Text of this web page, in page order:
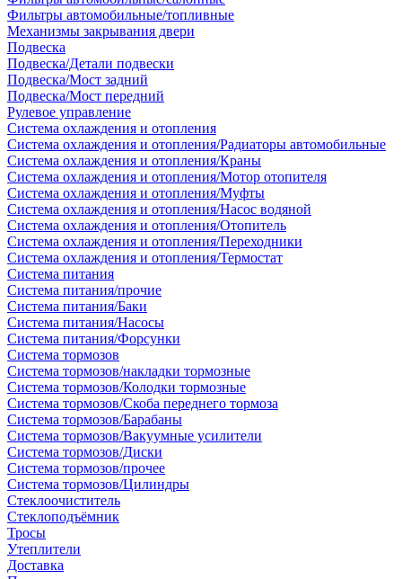
Фильтры автомобильные/топливные
Механизмы закрывания двери
Подвеска
Подвеска/Детали подвески
Подвеска/Мост задний
Подвеска/Мост передний
Рулевое управление
Система охлаждения и отопления
Система охлаждения и отопления/Радиаторы автомобильные
Система охлаждения и отопления/Краны
Система охлаждения и отопления/Мотор отопителя
Система охлаждения и отопления/Муфты
Система охлаждения и отопления/Насос водяной
Система охлаждения и отопления/Отопитель
Система охлаждения и отопления/Переходники
Система охлаждения и отопления/Термостат
Система питания
Система питания/прочие
Система питания/Баки
Система питания/Насосы
Система питания/Форсунки
Система тормозов
Система тормозов/накладки тормозные
Система тормозов/Колодки тормозные
Система тормозов/Скоба переднего тормоза
Система тормозов/Барабаны
Система тормозов/Вакуумные усилители
Система тормозов/Диски
Система тормозов/прочее
Система тормозов/Цилиндры
Стеклоочиститель
Стеклоподъёмник
Тросы
Утеплители
Доставка